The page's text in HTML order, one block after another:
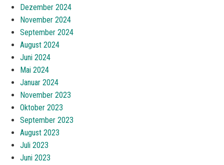
Dezember 2024
November 2024
September 2024
August 2024
Juni 2024
Mai 2024
Januar 2024
November 2023
Oktober 2023
September 2023
August 2023
Juli 2023
Juni 2023